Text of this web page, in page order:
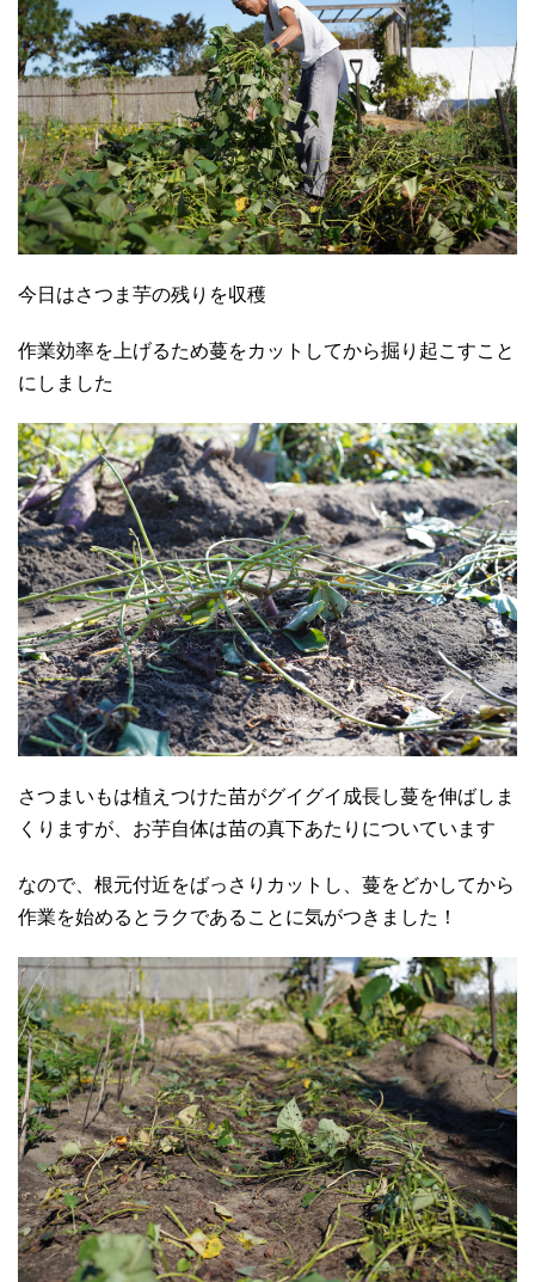
今日はさつま芋の残りを収穫
作業効率を上げるため蔓をカットしてから掘り起こすこと
にしました
さつまいもは植えつけた苗がグイグイ成長し蔓を伸ばしま
くりますが、お芋自体は苗の真下あたりについています
なので、根元付近をばっさりカットし、蔓をどかしてから
作業を始めるとラクであることに気がつきました！